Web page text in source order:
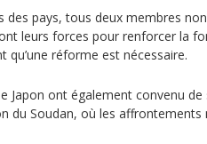
des pays, tous deux membres
leurs forces pour renforcer la
qu’une réforme est nécessaire.
Japon ont également convenu
du Soudan, où les affrontements